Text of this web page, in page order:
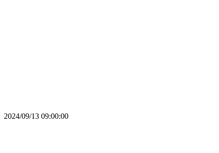
2024/09/13 09:00:00